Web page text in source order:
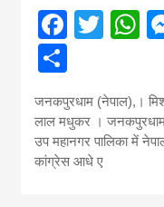
जनकपुरधाम (नेपाल),।
लाल मधुकर ।
उप महानगर पालिका में
कांग्रेस आधे ए